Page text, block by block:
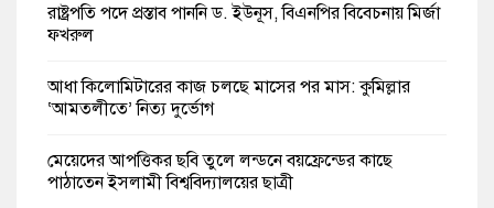
রাষ্ট্রপতি পদে প্রস্তাব পাননি ড. ইউনূস, বিএনপির বিবেচনায় মির্জা
ফখরুল
আধা কিলোমিটারের কাজ চলছে মাসের পর মাস: কুমিল্লার
‘আমতলীতে’ নিত্য দুর্ভোগ
মেয়েদের আপত্তিকর ছবি তুলে লন্ডনে বয়ফ্রেন্ডের কাছে
পাঠাতেন ইসলামী বিশ্ববিদ্যালয়ের ছাত্রী